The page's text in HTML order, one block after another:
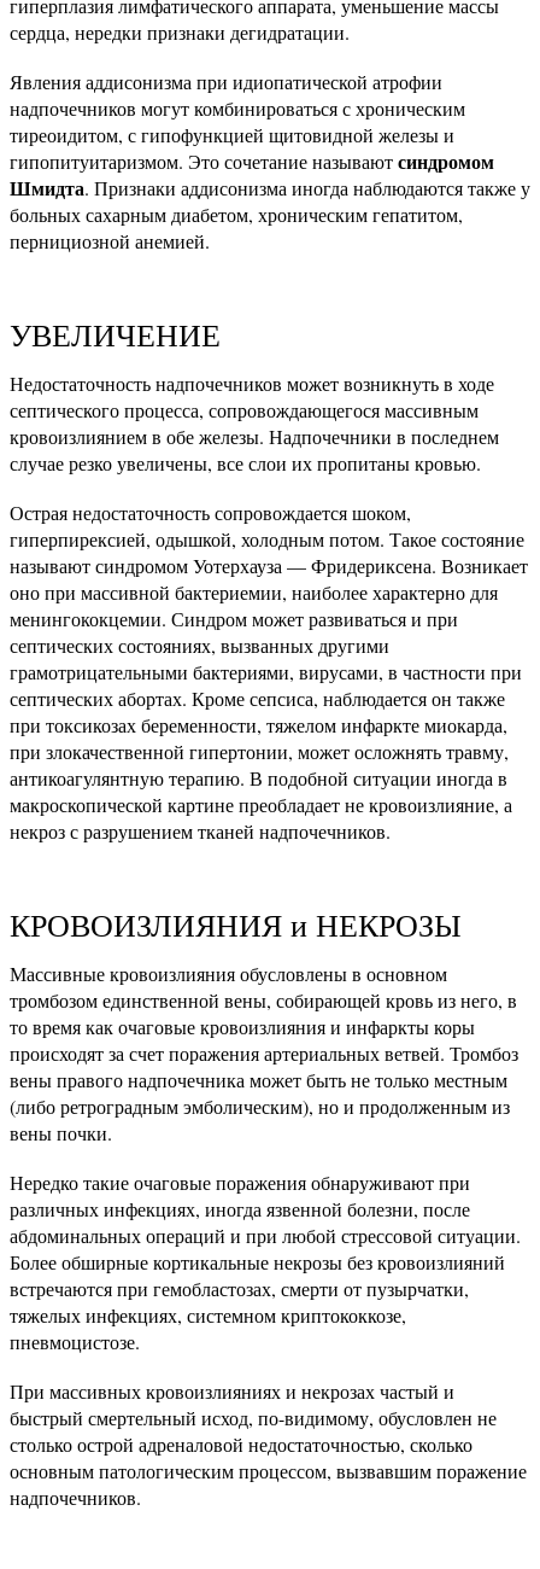
гиперплазия лимфатического аппарата, уменьшение массы
сердца, нередки признаки дегидратации.
Явления аддисонизма при идиопатической атрофии
надпочечников могут комбинироваться с хроническим
тиреоидитом, с гипофункцией щитовидной железы и
гипопитуитаризмом. Это сочетание называютсиндромом
Шмидта. Признаки аддисонизма иногда наблюдаются также у
больных сахарным диабетом, хроническим гепатитом,
пернициозной анемией.
УВЕЛИЧЕНИЕ
Недостаточность надпочечников может возникнуть в ходе
септического процесса, сопровождающегося массивным
кровоизлиянием в обе железы. Надпочечники в последнем
случае резко увеличены, все слои их пропитаны кровью.
Острая недостаточность сопровождается шоком,
гиперпирексией, одышкой, холодным потом. Такое состояние
называют синдромом Уотерхауза — Фридериксена. Возникает
оно при массивной бактериемии, наиболее характерно для
менингококцемии. Синдром может развиваться и при
септических состояниях, вызванных другими
грамотрицательными бактериями, вирусами, в частности при
септических абортах. Кроме сепсиса, наблюдается он также
при токсикозах беременности, тяжелом инфаркте миокарда,
при злокачественной гипертонии, может осложнять травму,
антикоагулянтную терапию. В подобной ситуации иногда в
макроскопической картине преобладает не кровоизлияние, а
некроз с разрушением тканей надпочечников.
КРОВОИЗЛИЯНИЯ и НЕКРОЗЫ
Массивные кровоизлияния обусловлены в основном
тромбозом единственной вены, собирающей кровь из него, в
то время как очаговые кровоизлияния и инфаркты коры
происходят за счет поражения артериальных ветвей. Тромбоз
вены правого надпочечника может быть не только местным
(либо ретроградным эмболическим), но и продолженным из
вены почки.
Нередко такие очаговые поражения обнаруживают при
различных инфекциях, иногда язвенной болезни, после
абдоминальных операций и при любой стрессовой ситуации.
Более обширные кортикальные некрозы без кровоизлияний
встречаются при гемобластозах, смерти от пузырчатки,
тяжелых инфекциях, системном криптококкозе,
пневмоцистозе.
При массивных кровоизлияниях и некрозах частый и
быстрый смертельный исход, по-видимому, обусловлен не
столько острой адреналовой недостаточностью, сколько
основным патологическим процессом, вызвавшим поражение
надпочечников.